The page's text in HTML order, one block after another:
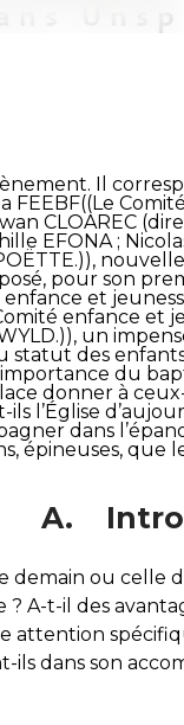
Il
FEEBF((Le
CLOAREC
EFONA ;
pour son
et
enfance et
un
statut des
du
donner à
l’Église
dans
épineuses,
A.
demain ou celle
? A-t-il des
ils dans son